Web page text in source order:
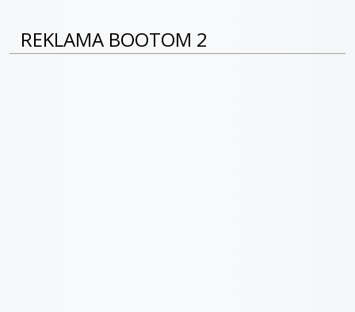
REKLAMA BOOTOM 2